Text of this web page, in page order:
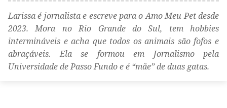
Larissa é jornalista e escreve para o Amo Meu Pet desde
2023. Mora no Rio Grande do Sul, tem hobbies
intermináveis e acha que todos os animais são fofos e
abraçáveis. Ela se formou em Jornalismo pela
Universidade de Passo Fundo e é “mãe” de duas gatas.